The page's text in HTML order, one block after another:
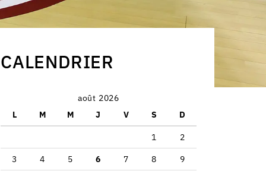
CALENDRIER
août 2026
L
M M J V S D
1 2
3 4 5 6 7 8 9